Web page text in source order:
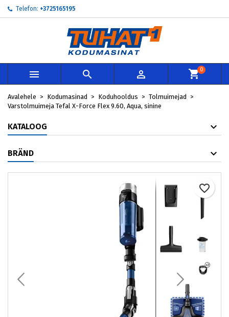
Telefon: +3725165195
   0
Avalehele Kodumasinad Koduhooldus
Tolmuimejad
Varstolmuimeja Tefal X-Force Flex 9.60, Aqua, sinine
KATALOOG
BRÄND
favorite_border
My wishlists ×
Create new list
Loo soovinimekiri ×
Soovinimekirja nimi
Loobu Loo soovinimekiri
Sisene ×
Te peate olema sisselogitud, et tooteid soovinimekirja